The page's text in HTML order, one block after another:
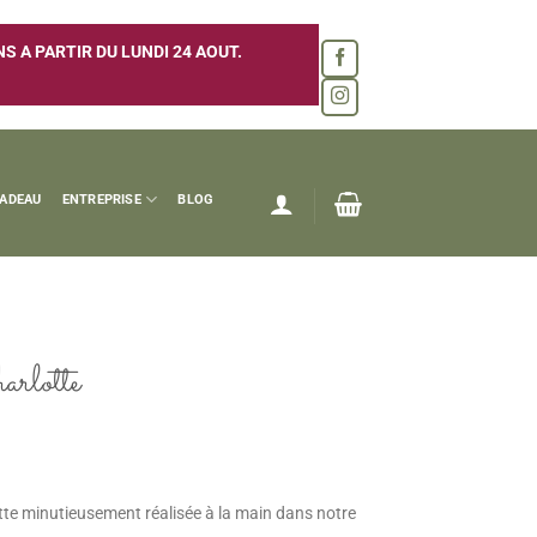
A PARTIR DU LUNDI 24 AOUT.
ENTREPRISE BLOG
minutieusement réalisée à la main dans notre